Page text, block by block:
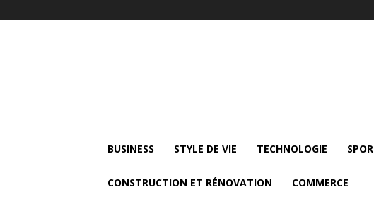
BUSINESS STYLE DE VIE TECHNOLOGIE
CONSTRUCTION ET RÉNOVATION COMMERCE